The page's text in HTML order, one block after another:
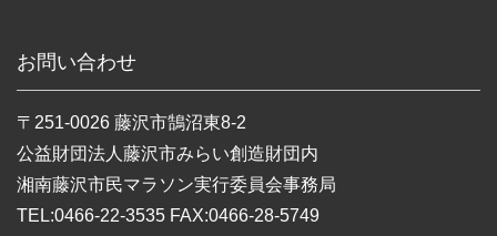
お問い合わせ
〒251-0026 藤沢市鵠沼東8-2
公益財団法人藤沢市みらい創造財団内
湘南藤沢市民マラソン実行委員会事務局
TEL:0466-22-3535 FAX:0466-28-5749